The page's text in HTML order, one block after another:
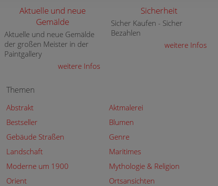
Aktuelle und neue
Gemälde
Aktuelle und neue Gemälde
der großen Meister in der
Paintgallery
weitere Infos
Sicherheit
Sicher Kaufen - Sicher
Bezahlen
weitere Infos
Themen
Abstrakt
Aktmalerei
Bestseller
Blumen
Gebäude Straßen
Genre
Landschaft
Maritimes
Moderne um 1900
Mythologie & Religion
Orient
Ortsansichten